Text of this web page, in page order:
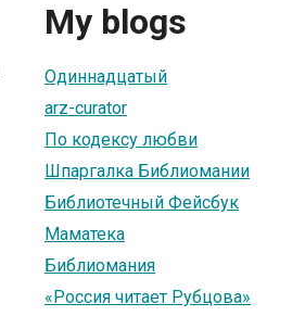
My blogs
Одиннадцатый
arz-curator
По кодексу любви
Шпаргалка Библиомании
Библиотечный Фейсбук
Маматека
Библиомания
«Россия читает Рубцова»